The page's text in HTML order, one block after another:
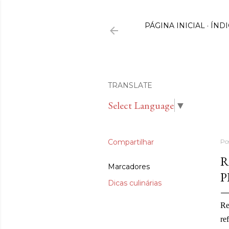
PÁGINA INICIAL
TRANSLATE
Select Language ▼
Compartilhar
Marcadores
Dicas culinárias